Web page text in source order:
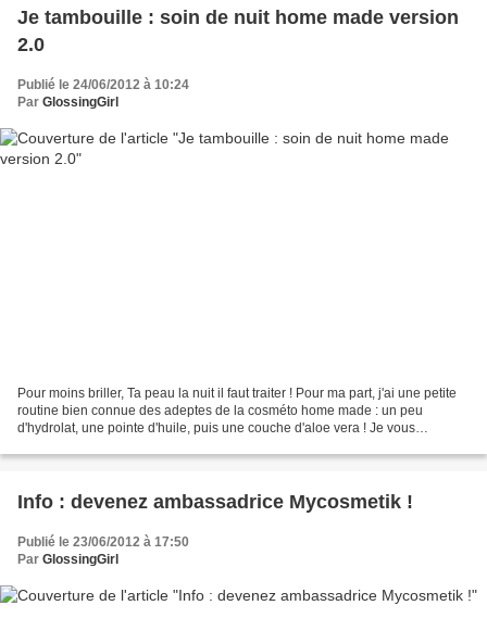
Je tambouille : soin de nuit home made version
2.0
Publié le 24/06/2012 à 10:24
Par GlossingGirl
Pour moins briller, Ta peau la nuit il faut traiter ! Pour ma part, j'ai une petite
routine bien connue des adeptes de la cosméto home made : un peu
d'hydrolat, une pointe d'huile, puis une couche d'aloe vera ! Je vous
Info : devenez ambassadrice Mycosmetik !
Publié le 23/06/2012 à 17:50
Par GlossingGirl